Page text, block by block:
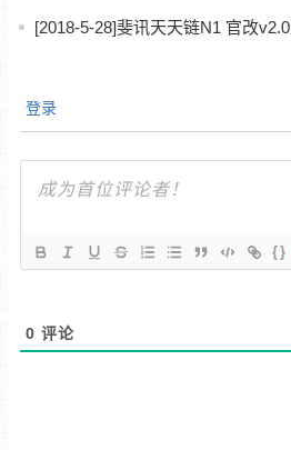
[2018-5-28]斐讯天天链N1 官改
登录
{}
0 评论